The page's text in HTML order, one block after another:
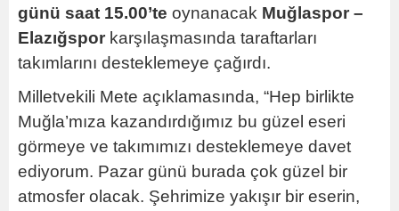
günü saat 15.00’te oynanacak Muğlaspor –
Elazığspor karşılaşmasında taraftarları
takımlarını desteklemeye çağırdı.
Milletvekili Mete açıklamasında, “Hep birlikte
Muğla’mıza kazandırdığımız bu güzel eseri
görmeye ve takımımızı desteklemeye davet
ediyorum. Pazar günü burada çok güzel bir
atmosfer olacak. Şehrimize yakışır bir eserin,